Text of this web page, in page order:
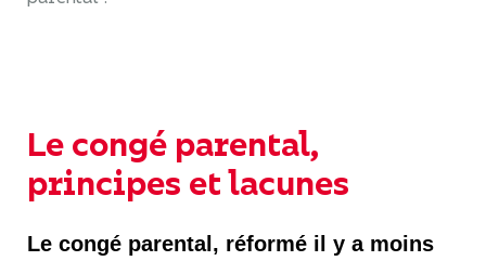
Le congé parental,
principes et lacunes
Le congé parental, réformé il y a moins